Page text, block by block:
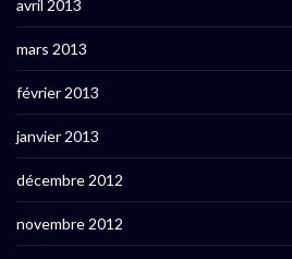
avril 2013
mars 2013
février 2013
janvier 2013
décembre 2012
novembre 2012